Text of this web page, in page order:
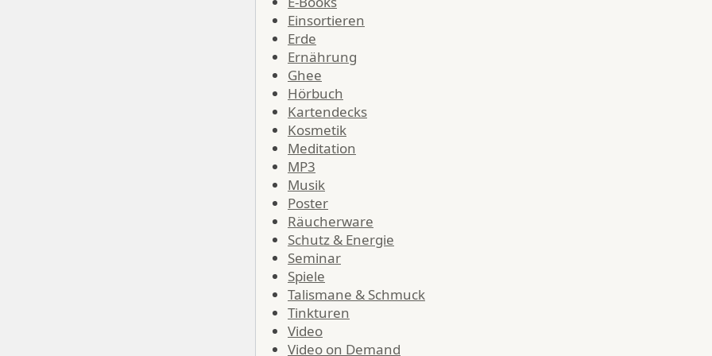
Einsortieren
Erde
Ernährung
Ghee
Hörbuch
Kartendecks
Kosmetik
Meditation
MP3
Musik
Poster
Räucherware
Schutz & Energie
Seminar
Spiele
Talismane & Schmuck
Tinkturen
Video
Video on Demand